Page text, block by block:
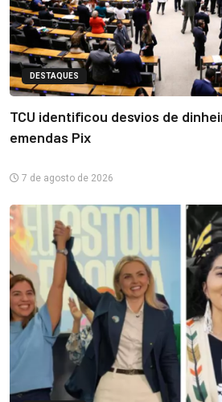
DESTAQUES
TCU identificou desvios de
emendas Pix
7 de agosto de 2026